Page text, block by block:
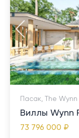
Пасак, The
Виллы Wynn
73 796 000 ₽